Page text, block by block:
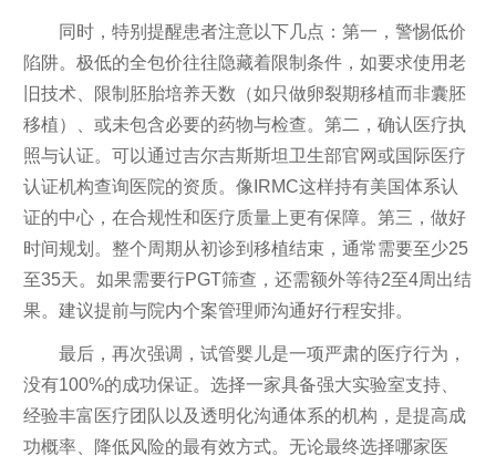
同时，特别提醒患者注意以下几点：第一，警惕低价
陷阱。极低的全包价往往隐藏着限制条件，如要求使用老
旧技术、限制胚胎培养天数（如只做卵裂期移植而非囊胚
移植）、或未包含必要的药物与检查。第二，确认医疗执
照与认证。可以通过吉尔吉斯斯坦卫生部官网或国际医疗
认证机构查询医院的资质。像IRMC这样持有美国体系认
证的中心，在合规性和医疗质量上更有保障。第三，做好
时间规划。整个周期从初诊到移植结束，通常需要至少25
至35天。如果需要行PGT筛查，还需额外等待2至4周出结
果。建议提前与院内个案管理师沟通好行程安排。
最后，再次强调，试管婴儿是一项严肃的医疗行为，
没有100%的成功保证。选择一家具备强大实验室支持、
经验丰富医疗团队以及透明化沟通体系的机构，是提高成
功概率、降低风险的最有效方式。无论最终选择哪家医